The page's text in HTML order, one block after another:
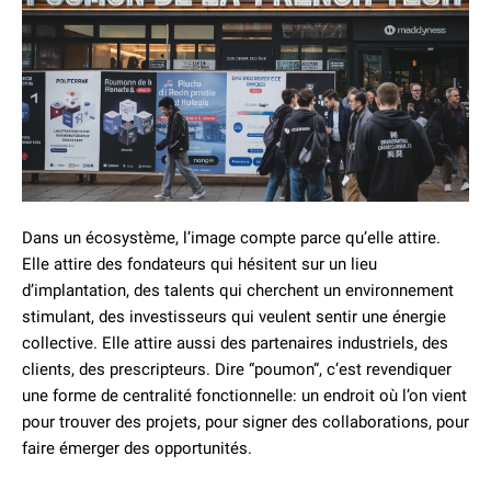
Dans un écosystème, l’image compte parce qu’elle attire.
Elle attire des fondateurs qui hésitent sur un lieu
d’implantation, des talents qui cherchent un environnement
stimulant, des investisseurs qui veulent sentir une énergie
collective. Elle attire aussi des partenaires industriels, des
clients, des prescripteurs. Dire “poumon”, c’est revendiquer
une forme de centralité fonctionnelle: un endroit où l’on vient
pour trouver des projets, pour signer des collaborations, pour
faire émerger des opportunités.